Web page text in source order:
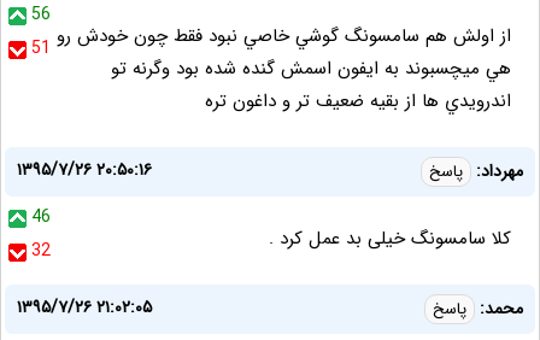
56
51 از اولش هم سامسونگ گوشي خاصي نبود فقط چون خودش رو
هي ميچسبوند به ايفون اسمش گنده شده بود وگرنه تو
اندرويدي ها از بقيه ضعيف تر و داغون تره
مهرداد: پاسخ
۱۳۹۵/۷/۲۶ ۲۰:۵۰:۱۶
46
32
کلا سامسونگ خیلی بد عمل کرد .
محمد: پاسخ
۱۳۹۵/۷/۲۶ ۲۱:۰۲:۰۵